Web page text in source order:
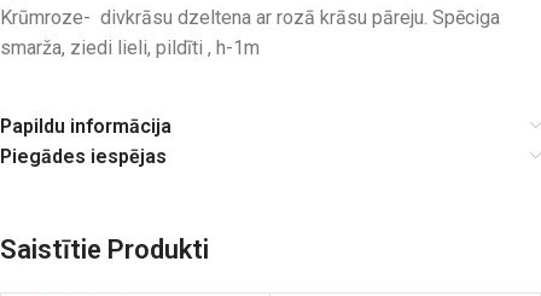
Krūmroze- divkrāsu dzeltena ar rozā krāsu pāreju. Spēciga
smarža, ziedi lieli, pildīti , h-1m
Papildu informācija
Piegādes iespējas
Saistītie Produkti